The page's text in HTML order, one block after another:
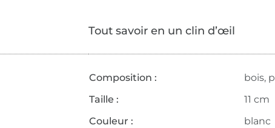
Tout savoir en un clin d’œil
Composition :
bois,
Taille :
11 cm
Couleur :
blanc